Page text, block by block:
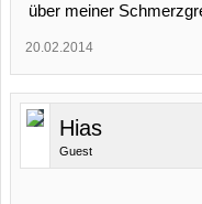
über meiner
20.02.2014
Hias
Guest